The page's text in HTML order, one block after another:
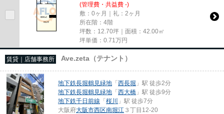
(管理費・共益費 -)
敷：0ヶ月｜礼：2ヶ月
所在階：4階
坪数：12.70坪｜面積：42.00㎡
坪単価： 0.71 万円
賃貸｜店舗事務所 Ave.zeta（テナント）
地下鉄長堀鶴見緑地 「西長堀 」駅 徒歩2分
地下鉄長堀鶴見緑地 「西大橋 」駅 徒歩9分
地下鉄千日前線 「桜川
」駅 徒歩7分
大阪府大阪市西区南堀江 ３丁目12-20